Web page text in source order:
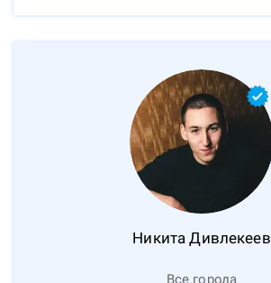
Никита Дивлекеев
Все города